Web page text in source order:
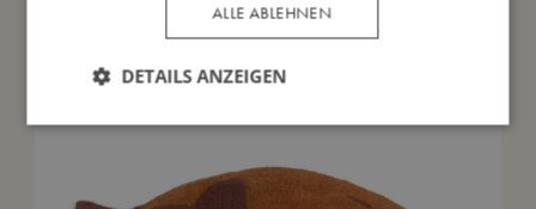
Das könnte dir auch gefallen
ALLE ABLEHNEN
DETAILS ANZEIGEN